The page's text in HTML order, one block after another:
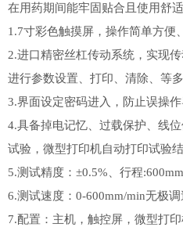
在用药期间能牢固贴合且使用舒适
1.7寸彩色触摸屏，操作简单方便
2.进口精密丝杠传动系统，实现
进行参数设置、打印、清除、等多
3.界面设定密码进入，防止误操
4.具备掉电记忆、过载保护、线
试验，微型打印机自动打印试验
5.测试精度：±0.5%、行程
6.测试速度：0-600mm/min无极
7.配置：主机，触控屏，微型打